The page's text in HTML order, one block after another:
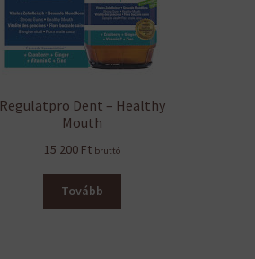
Regulatpro Dent – Healthy
Mouth
15 200 Ft bruttó
Tovább